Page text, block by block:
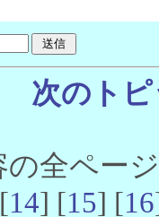
次のト
全ペー
14] [15] [16